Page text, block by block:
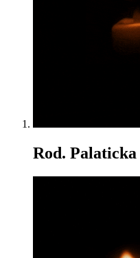
Rod. Palaticka